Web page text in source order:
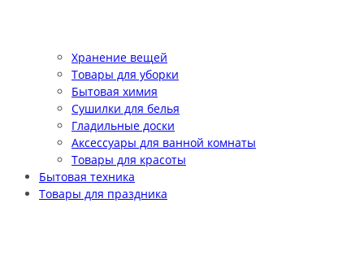
Хранение вещей
Товары для уборки
Бытовая химия
Сушилки для белья
Гладильные доски
Аксессуары для ванной комнаты
Товары для красоты
Бытовая техника
Товары для праздника